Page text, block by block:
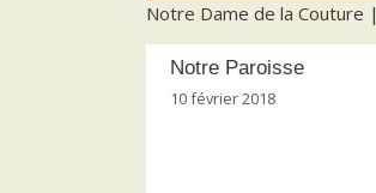
Notre Dame de la Couture |
Notre Paroisse
10 février 2018